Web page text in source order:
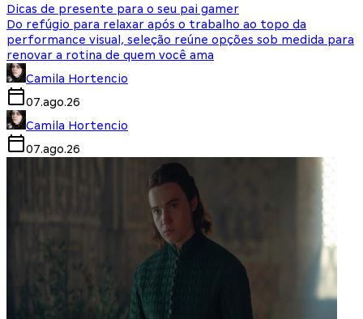
Dicas de presente para o seu pai gamer
Do refúgio para relaxar após o trabalho ao topo da
performance visual, seleção reúne opções sob medida para
renovar a rotina de quem você ama
Camila Hortencio
07.ago.26
Camila Hortencio
07.ago.26